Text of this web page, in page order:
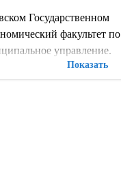
Показать
Государственном
факультет по
управление.
начал